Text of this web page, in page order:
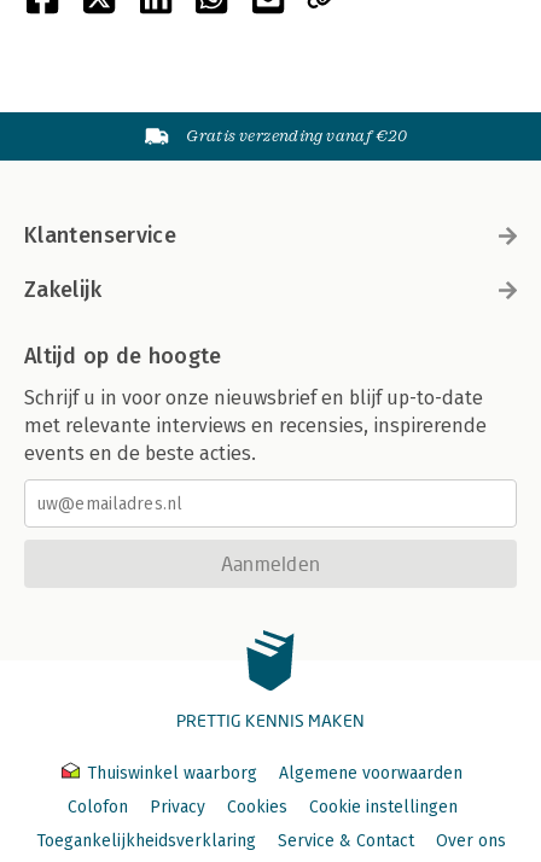
Gratis verzending vanaf €20
Klantenservice
Zakelijk
Altijd op de hoogte
Schrijf u in voor onze nieuwsbrief en blijf up-to-date
met relevante interviews en recensies, inspirerende
events en de beste acties.
Aanmelden
PRETTIG KENNIS MAKEN
Thuiswinkel waarborg
Algemene voorwaarden
Colofon
Privacy Cookies
Cookie instellingen
Toegankelijkheidsverklaring
Service & Contact Over ons